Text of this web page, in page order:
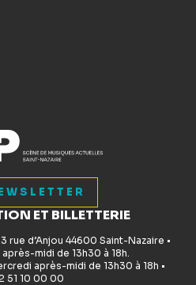
ET BILLETTERIE
rue d’Anjou 44600 Saint-Nazaire •
midi de 13h30 à 18h.
après-midi de 13h30 à 18h •
51 10 00 00